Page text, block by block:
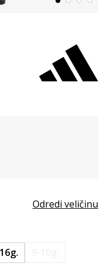
Odredi veličinu